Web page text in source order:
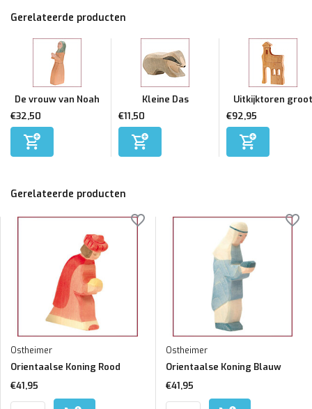
Gerelateerde producten
De vrouw van Noah
€32,50
Kleine Das
€11,50
Uitkijktoren groot
€92,95
Gerelateerde producten
Ostheimer
Orientaalse Koning Rood
€41,95
Ostheimer
Orientaalse Koning Blauw
€41,95